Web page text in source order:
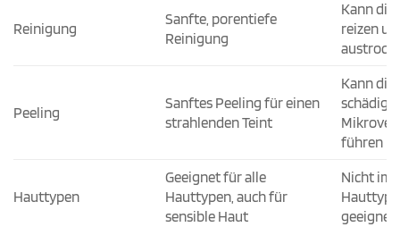
Reinigung
Sanfte, porentiefe
Reinigung
Kann die
reizen
Peeling
Sanftes Peeling für einen
strahlenden Teint
Kann die
führen
Hauttypen
Geeignet für alle
Hauttypen, auch für
sensible Haut
Nicht
geeignet